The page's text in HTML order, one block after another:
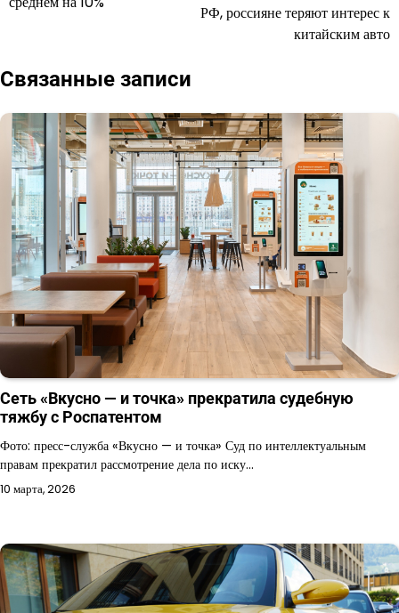
РФ, россияне теряют интерес к
китайским авто
Связанные записи
Сеть «Вкусно — и точка» прекратила судебную
тяжбу с Роспатентом
Фото: пресс-служба «Вкусно — и точка» Суд по интеллектуальным
правам прекратил рассмотрение дела по иску…
10 марта, 2026